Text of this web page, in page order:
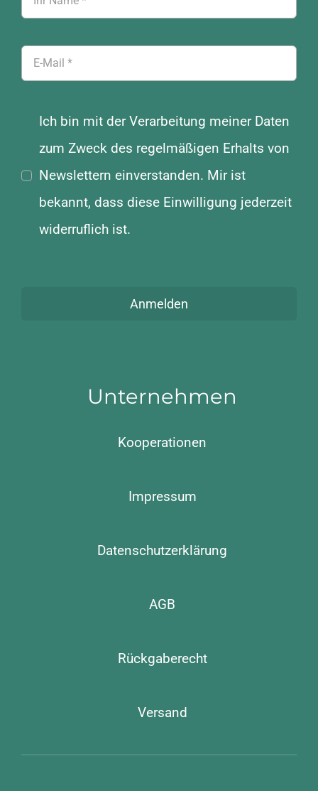
Ich bin mit der Verarbeitung meiner Daten
zum Zweck des regelmäßigen Erhalts von
Newslettern einverstanden. Mir ist
bekannt, dass diese Einwilligung jederzeit
widerruflich ist.
Anmelden
Unternehmen
Kooperationen
Impressum
Datenschutzerklärung
AGB
Rückgaberecht
Versand